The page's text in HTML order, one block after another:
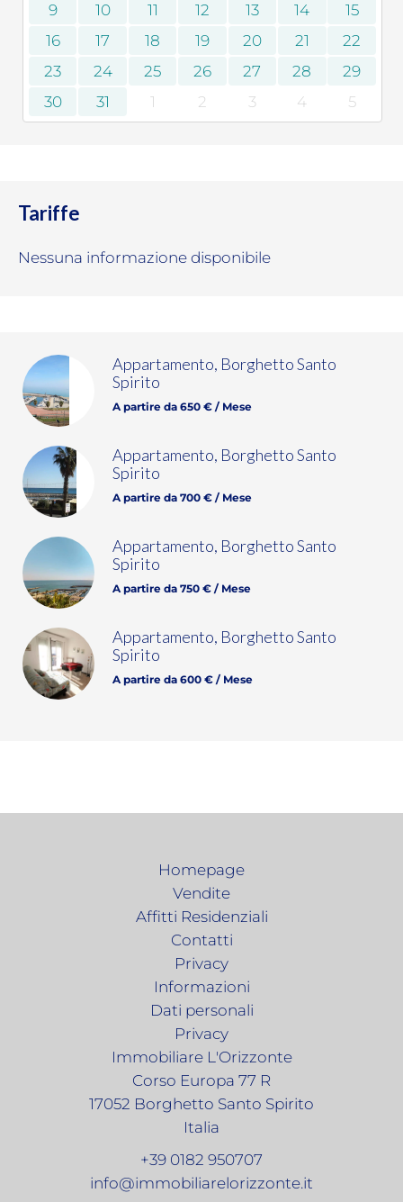
9
10 11 12 13 14
15
16
17 18 19 20 21
22
23
24 25 26 27 28
29
30
31 1 2 3 4 5
Tariffe
Nessuna informazione disponibile
Appartamento, Borghetto Santo
Spirito
A partire da 650 € / Mese
Appartamento, Borghetto Santo
Spirito
A partire da 700 € / Mese
Appartamento, Borghetto Santo
Spirito
A partire da 750 € / Mese
Appartamento, Borghetto Santo
Spirito
A partire da 600 € / Mese
Homepage
Vendite
Affitti Residenziali
Contatti
Privacy
Informazioni
Dati personali
Privacy
Immobiliare L'Orizzonte
Corso Europa 77 R
17052 Borghetto Santo Spirito
Italia
+39 0182 950707
info@immobiliarelorizzonte.it